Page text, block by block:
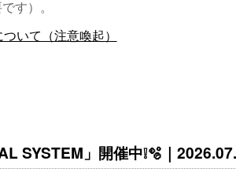
す）。
いて（注意喚起）
SYSTEM」開催中❕🫧｜